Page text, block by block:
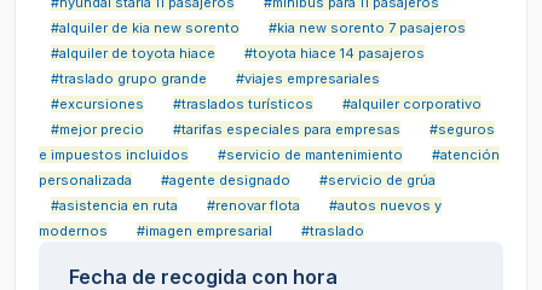
#alquiler de kia new sorento
#kia new sorento 7 pasajeros
#alquiler de toyota hiace
#toyota hiace 14 pasajeros
#traslado grupo grande
#viajes empresariales
#excursiones
#traslados turísticos
#alquiler corporativo
#mejor precio
#tarifas especiales para empresas
#seguros
e impuestos incluidos
#servicio de mantenimiento
#atención
personalizada
#agente designado
#servicio de grúa
#asistencia en ruta
#renovar flota
#autos nuevos y
modernos
#imagen empresarial #traslado
Fecha de recogida con hora